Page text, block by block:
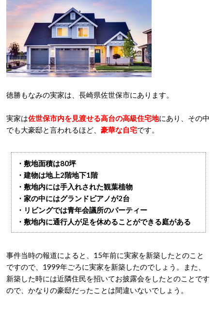
徳勝もなみの実家は、長崎県佐世保市にあります。
実家は佐世保市内を見渡せる高台の高級住宅地にあり、その中
でも大豪邸と言われるほど、 豪華な自宅です。
・敷地面積は80坪
・建物は地上2階地下1階
・敷地内には手入れされた観葉植物
・家の中にはグランドピアノが2台
・リビングでは青年会議所のパーティー
・敷地内に通行人が足を休めることができる庭がある
事件当時の報道によると、15年前に実家を新築したとのこと
ですので、1999年ごろに実家を新築したのでしょう。また、
新築した時には近隣住民を招いてお披露会をしたとのことです
ので、かなりの豪邸だったことは間違いないでしょう。